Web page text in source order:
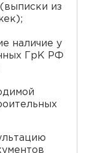
из
наличие у
ГрК РФ